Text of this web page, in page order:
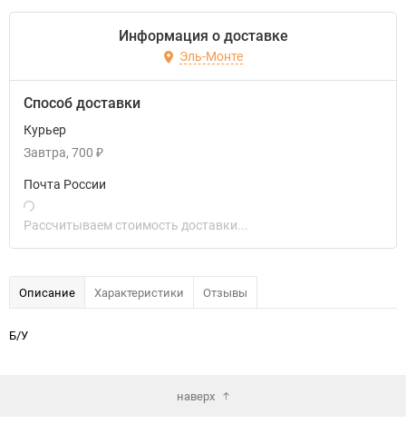
Информация о доставке
Эль-Монте
Способ доставки
Курьер
Завтра 700 ₽
Почта России
Рассчитываем стоимость доставки...
Описание Характеристики Отзывы
Б/У
наверх